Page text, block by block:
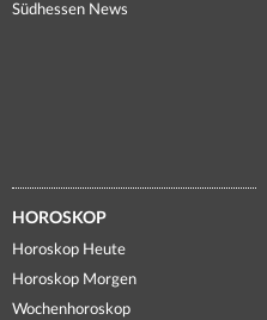
Südhessen News
HOROSKOP
Horoskop Heute
Horoskop Morgen
Wochenhoroskop